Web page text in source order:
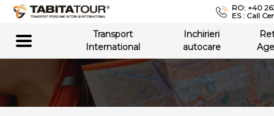
RO: +40
ES : Call
Transport
International
Inchirieri
autocare